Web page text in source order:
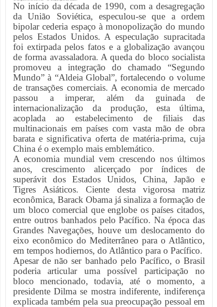
No início da década de 1990, com a desagregação
da União Soviética, especulou-se que a ordem
bipolar cederia espaço à monopolização do mundo
pelos Estados Unidos. A especulação supracitada
foi extirpada pelos fatos e a globalização avançou
de forma avassaladora. A queda do bloco socialista
promoveu a integração do chamado “Segundo
Mundo” à “Aldeia Global”, fortalecendo o volume
de transações comerciais. A economia de mercado
passou a imperar, além da guinada de
internacionalização da produção, esta última,
acoplada ao estabelecimento de filiais das
multinacionais em países com vasta mão de obra
barata e significativa oferta de matéria-prima, cuja
China é o exemplo mais emblemático.
A economia mundial vem crescendo nos últimos
anos, crescimento alicerçado por índices de
superávit dos Estados Unidos, China, Japão e
Tigres Asiáticos. Ciente desta vigorosa matriz
econômica, Barack Obama já sinaliza a formação de
um bloco comercial que englobe os países citados,
entre outros banhados pelo Pacífico. Na época das
Grandes Navegações, houve um deslocamento do
eixo econômico do Mediterrâneo para o Atlântico,
em tempos hodiernos, do Atlântico para o Pacífico.
Apesar de não ser banhado pelo Pacífico, o Brasil
poderia articular uma possível participação no
bloco mencionado, todavia, até o momento, a
presidente Dilma se mostra indiferente, indiferença
explicada também pela sua preocupação pessoal em